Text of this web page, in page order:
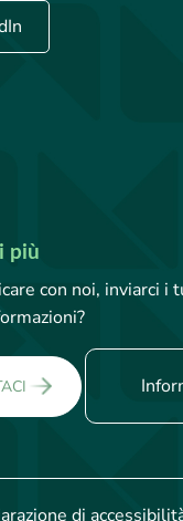
più
con noi, inviarci
di